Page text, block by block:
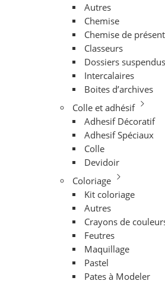
Autres
Chemise
Chemise de
Classeurs
Dossiers suspendus
Intercalaires
Boites d’archives
Colle et adhésif
Adhesif Décoratif
Adhesif Spéciaux
Colle
Devidoir
Coloriage
Kit coloriage
Autres
Crayons de
Feutres
Maquillage
Pastel
Pates à Modeler